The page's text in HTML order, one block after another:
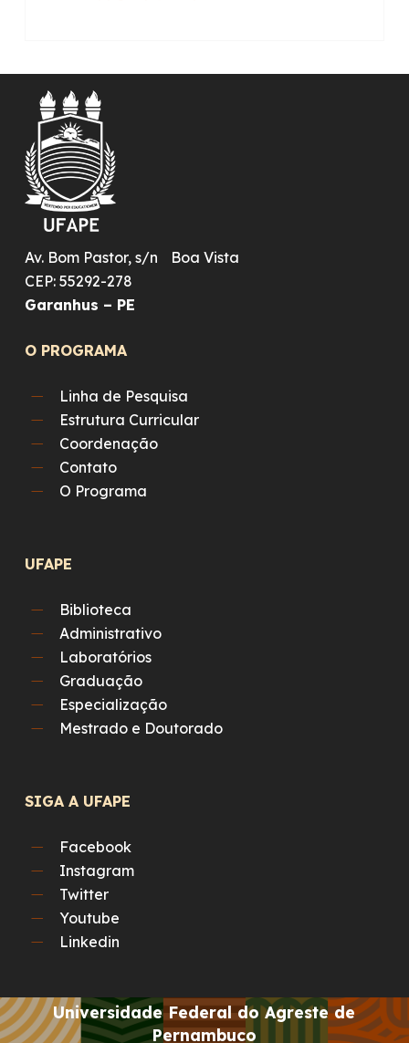
Av. Bom Pastor, s/n Boa Vista
CEP: 55292-278
Garanhus – PE
O PROGRAMA
Linha de Pesquisa
Estrutura Curricular
Coordenação
Contato
O Programa
UFAPE
Biblioteca
Administrativo
Laboratórios
Graduação
Especialização
Mestrado e Doutorado
SIGA A UFAPE
Facebook
Instagram
Twitter
Youtube
Linkedin
Universidade Federal do Agreste de
Pernambuco